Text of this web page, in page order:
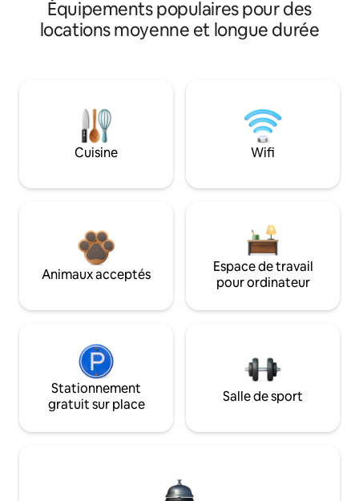
Équipements populaires pour des
locations moyenne et longue durée
Cuisine Wifi
Animaux acceptés
Espace de travail
pour ordinateur
Stationnement
gratuit sur place
Salle de sport